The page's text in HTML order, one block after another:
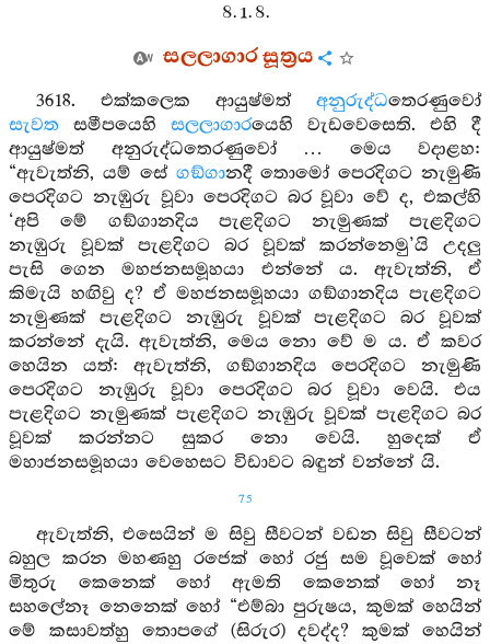
8. 1. 8.
සලලාගාර සූත්‍රය
3618. එක්කලෙක ආයුෂ්මත් අනුරුද්ධතෙරණුවෝ
සැවත සමීපයෙහි සලලාගාරයෙහි වැඩවෙසෙති. එහි දී
ආයුෂ්මත් අනුරුද්ධතෙරණුවෝ … මෙය වදාළහ:
“ඇවැත්නි, යම් සේ ගඞ්ගානදී තොමෝ පෙරදිගට නැමුණි
පෙරදිගට නැඹුරු වූවා පෙරදිගට බර වූවා වේ ද, එකල්හි
‘අපි මේ ගඞ්ගානදිය පැළදිගට නැමුණක් පැළදිගට
නැඹුරු වූවක් පැළදිගට බර වූවක් කරන්නෙමු’යි උදලු
පැසි ගෙන මහජනසමූහයා එන්නේ ය. ඇවැත්නි, ඒ
කිමැයි හඟිවු ද? ඒ මහජනසමූහයා ගඞ්ගානදිය පැළදිගට
නැමුණක් පැළදිගට නැඹුරු වූවක් පැළදිගට බර වූවක්
කරන්නේ දැයි. ඇවැත්නි, මෙය නො වේ ම ය. ඒ කවර
හෙයින යත්: ඇවැත්නි, ගඞ්ගානදිය පෙරදිගට නැමුණි
පෙරදිගට නැඹුරු වූවා පෙරදිගට බර වූවා වෙයි. එය
පැළදිගට නැමුණක් පැළදිගට නැඹුරු වූවක් පැළදිගට බර
වූවක් කරන්නට සුකර නො වෙයි. හුදෙක් ඒ
මහාජනසමූහයා වෙහෙසට විඩාවට බඳුන් වන්නේ යි.
75
ඇවැත්නි, එසෙයින් ම සිවු සීවටන් වඩන සිවු සීවටන්
බහුල කරන මහණහු රජෙක් හෝ රජු සම වූවෙක් හෝ
මිතුරු කෙනෙක් හෝ ඇමති කෙනෙක් හෝ නෑ
සහලේනෑ නෙනෙක් හෝ “එම්බා පුරුෂය, කුමක් හෙයින්
මේ කසාවත්හු තොපගේ (සිරුර) දවද්ද? කුමක් හෙයින්